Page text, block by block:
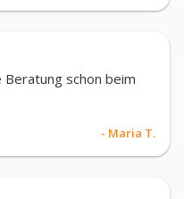
schon beim
- Maria T.